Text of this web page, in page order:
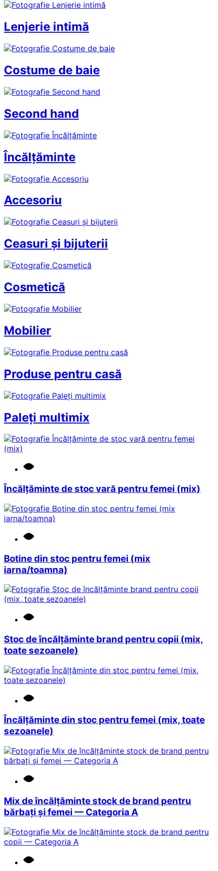
Lenjerie intimă
Costume de baie
Second hand
Încălțăminte
Accesoriu
Ceasuri și bijuterii
Cosmetică
Mobilier
Produse pentru casă
Paleți multimix
Încălțăminte de stoc vară pentru femei (mix)
Botine din stoc pentru femei (mix
iarna/toamna)
Stoc de încălțăminte brand pentru copii (mix,
toate sezoanele)
Încălțăminte din stoc pentru femei (mix, toate
sezoanele)
Mix de încălțăminte stock de brand pentru
bărbați și femei — Categoria A